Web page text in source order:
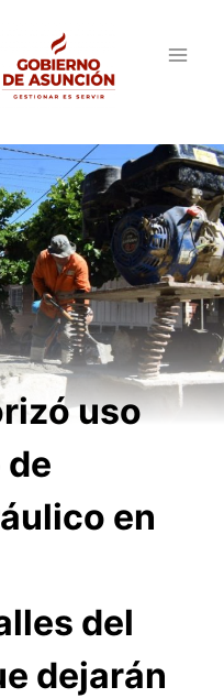
uso
en
del
dejarán